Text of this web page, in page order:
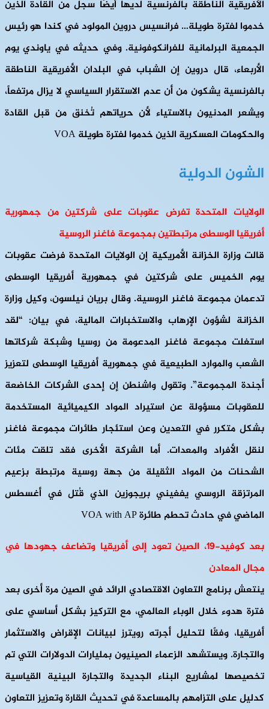
الأفريقية الناطقة بالفرنسية لديها أيضًا سجل من القادة الذين
خدموا لفترة طويلة… فرانسيس دروين المولود في كندا هو رئيس
الجمعية البرلمانية للفرانكوفونية. وفي حديثه في ياوندي يوم
الأربعاء، قال دروين إن الشباب في البلدان الأفريقية الناطقة
بالفرنسية يشكون من أن عدم الاستقرار السياسي لا يزال مرتفعاً،
ويشعر المدنيون بالاستياء لأن حرياتهم تُخنق من قبل القادة
والحكومات العسكرية الذين خدموا لفترة طويلة VOA
الشون الدولية
الولايات المتحدة تفرض عقوبات على شركتين من جمهورية
أفريقيا الوسطى مرتبطتين بمجموعة فاغنر الروسية
قالت وزارة الخزانة الأمريكية إن الولايات المتحدة فرضت عقوبات
يوم الخميس على شركتين في جمهورية أفريقيا الوسطى
تدعمان مجموعة فاغنر الروسية. وقال بريان نيلسون، وكيل وزارة
الخزانة لشؤون الإرهاب والاستخبارات المالية، في بيان: “لقد
استغلت مجموعة فاغنر المدعومة من روسيا وشبكة شركاتها
الشعب والموارد الطبيعية في جمهورية أفريقيا الوسطى لتعزيز
أجندة المجموعة”. وتقول واشنطن إن إحدى الشركات الخاضعة
للعقوبات مسؤولة عن استيراد المواد الكيميائية المستخدمة
بشكل متكرر في التعدين وعن استئجار طائرات مجموعة فاغنر
لنقل الأفراد والمعدات. أما الشركة الأخرى فقد تلقت مئات
الشحنات من المواد الثقيلة من جهة روسية مرتبطة بزعيم
المرتزقة الروسي يفغيني بريجوزين الذي قُتل في أغسطس
الماضي في حادث تحطم طائرة VOA with AP
بعد كوفيد-19، الصين تعود إلى أفريقيا وتضاعف جهودها في
مجال المعادن
ينتعش برنامج التعاون الاقتصادي الرائد في الصين مرة أخرى بعد
فترة هدوء خلال الوباء العالمي، مع التركيز بشكل أساسي على
أفريقيا، وفقًا لتحليل أجرته رويترز لبيانات الإقراض والاستثمار
والتجارة. ويستشهد الزعماء الصينيون بمليارات الدولارات التي تم
تخصيصها لمشاريع البناء الجديدة والتجارة البينية القياسية
كدليل على التزامهم بالمساعدة في تحديث القارة وتعزيز التعاون